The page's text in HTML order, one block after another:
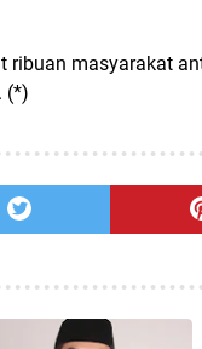
ribuan masyarakat
(*)